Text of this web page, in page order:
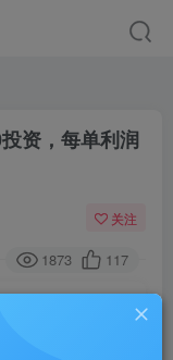
资，每单利润
关注
1873 117